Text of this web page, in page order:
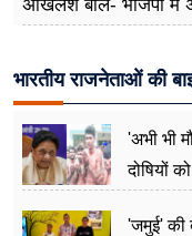
अखिलेश बोले- भाजपा में
भारतीय राजनेताओं की
'अभी भी
दोषियों
'जमुई' की